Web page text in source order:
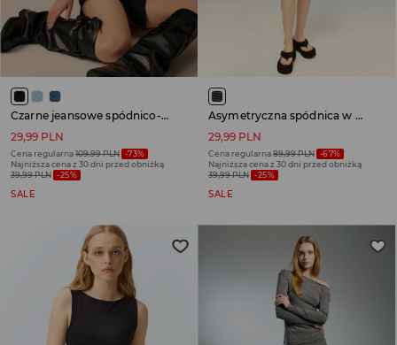
Czarne jeansowe spódnico-spodenki z zakładką
29,99 PLN
Cena regularna109,99 PLN -73%
Najniższa cena z 30 dni przed obniżką
39,99 PLN -25%
SALE
Asymetryczna spódnica w czarno-szare paski
29,99 PLN
Cena regularna89,99 PLN -67%
Najniższa cena z 30 dni przed obniżką
39,99 PLN -25%
SALE